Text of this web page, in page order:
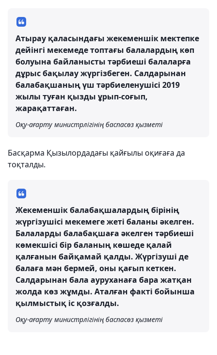
Атырау қаласындағы жекеменшік мектепке
дейінгі мекемеде топтағы балалардың көп
болуына байланысты тәрбиеші балаларға
дұрыс бақылау жүргізбеген. Салдарынан
балабақшаның үш тәрбиеленушісі 2019
жылы туған қызды ұрып-соғып,
жарақаттаған.
Оқу-ағарту министрлігінің баспасөз қызметі
Басқарма Қызылордадағы қайғылы оқиғаға да
тоқталды.
Жекеменшік балабақшалардың бірінің
жүргізушісі мекемеге жеті баланы әкелген.
Балаларды балабақшаға әкелген тәрбиеші
көмекшісі бір баланың көшеде қалай
қалғанын байқамай қалды. Жүргізуші де
балаға мән бермей, оны қағып кеткен.
Салдарынан бала ауруханаға бара жатқан
жолда көз жұмды. Аталған факті бойынша
қылмыстық іс қозғалды.
Оқу-ағарту министрлігінің баспасөз қызметі